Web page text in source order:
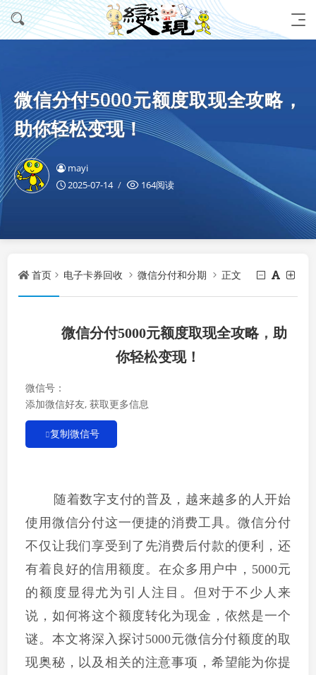
微信分付5000元额度取现全攻略，
助你轻松变现！
mayi
2025-07-14
164阅读
首页 电子卡券回收 微信分付和分期 正文
微信分付5000元额度取现全攻略， 助
你轻松变现！
微信号：
添加微信好友, 获取更多信息
复制微信号
随着数字支付的普及，越来越多的人开始
使用微信分付这一便捷的消费工具。微信分付
不仅让我们享受到了先消费后付款的便利，还
有着良好的信用额度。在众多用户中，5000元
的额度显得尤为引人注目。但对于不少人来
说，如何将这个额度转化为现金，依然是一个
谜。本文将深入探讨5000元微信分付额度的取
现奥秘，以及相关的注意事项，希望能为你提